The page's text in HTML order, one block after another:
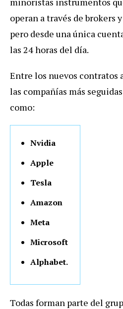
operan a través de brokers
pero desde una única
las 24 horas del día.
Entre los nuevos contratos
las compañías más
como:
Nvidia
Apple
Tesla
Amazon
Meta
Microsoft
Alphabet.
Todas forman parte del